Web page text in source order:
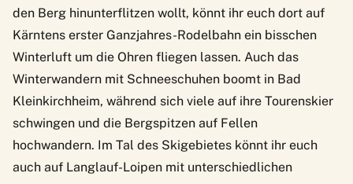
den Berg hinunterflitzen wollt, könnt ihr euch dort auf
Kärntens erster Ganzjahres-Rodelbahn ein bisschen
Winterluft um die Ohren fliegen lassen. Auch das
Winterwandern mit Schneeschuhen boomt in Bad
Kleinkirchheim, während sich viele auf ihre Tourenskier
schwingen und die Bergspitzen auf Fellen
hochwandern. Im Tal des Skigebietes könnt ihr euch
auch auf Langlauf-Loipen mit unterschiedlichen